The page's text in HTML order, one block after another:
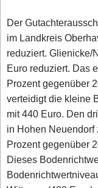
Der
im Landkreis
reduziert. Glienicke/
Euro reduziert. Das
Prozent gegenüber
verteidigt die kleine
mit 440 Euro. Den
in Hohen
Prozent gegenüber
Dieses